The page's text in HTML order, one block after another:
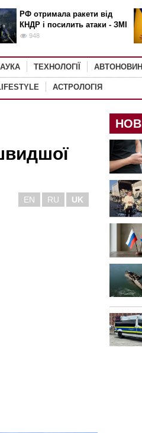
РФ отримала ракети від
КНДР і посилить атаки - ЗМІ
948
ТЕХНОЛОГІЇ
АСТРОЛОГІЯ
EN RU UK